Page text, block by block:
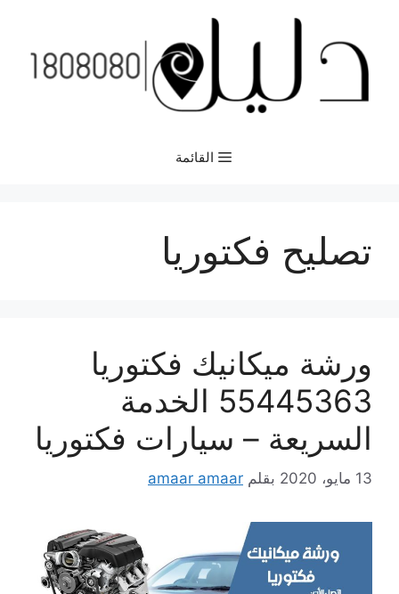
المحتوى
القائمة
تصليح فكتوريا
ورشة ميكانيك فكتوريا
55445363 الخدمة
السريعة – سيارات فكتوريا
13 مايو، 2020 بقلم amaar amaar